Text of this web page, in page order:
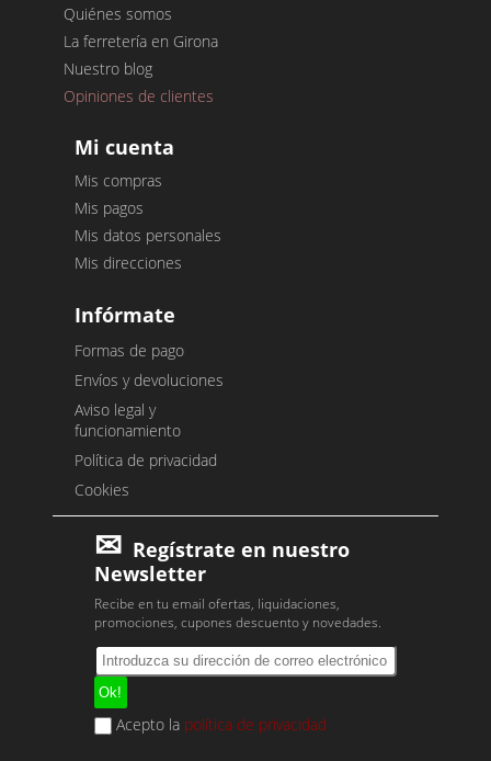
Quiénes somos
La ferretería en Girona
Nuestro blog
Opiniones de clientes
Mi cuenta
Mis compras
Mis pagos
Mis datos personales
Mis direcciones
Infórmate
Formas de pago
Envíos y devoluciones
Aviso legal y
funcionamiento
Política de privacidad
Cookies
Regístrate en nuestro
Newsletter
Recibe en tu email ofertas, liquidaciones,
promociones, cupones descuento y novedades.
Acepto la política de privacidad